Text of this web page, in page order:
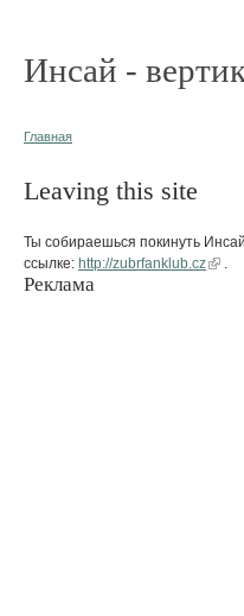
Инсай -
Главная
Leaving this site
Ты собираешься покинуть
ссылке: http://zubrfanklub.cz
Реклама